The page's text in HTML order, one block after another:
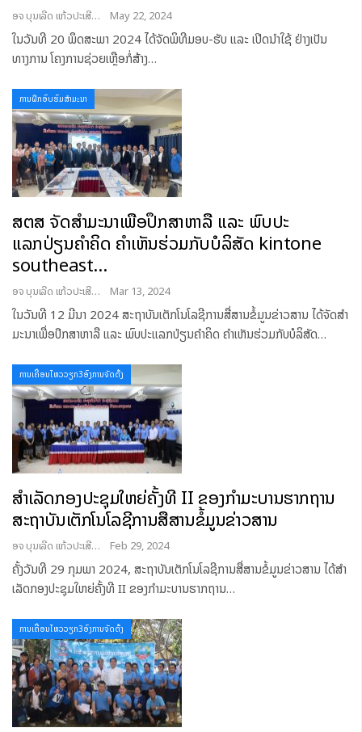
ອຈ ບຸນເລີດ ແກ້ວປະເສີດ May 22, 2024
ໃນວັນທີ 20 ພຶດສະພາ 2024 ໄດ້ຈັດພິທີມອບ-ຮັບ ແລະ ເປີດນໍາໃຊ້ ຢ່າງເປັນ
ທາງການ ໂຄງການຊ່ວຍເຫຼືອກໍ່ສ້າງ…
ການຝຶກອົບຮົມສໍາມະນາ
ສຕສ ຈັດສຳມະນາເພື່ອປຶກສາຫາລື ແລະ ພົບປະ
ແລກປ່ຽນຄຳຄິດ ຄໍາເຫັນຮ່ວມກັບບໍລິສັດ kintone
southeast…
ອຈ ບຸນເລີດ ແກ້ວປະເສີດ Mar 13, 2024
ໃນວັນທີ 12 ມີນາ 2024 ສະຖາບັນເຕັກໂນໂລຊີການສື່ສານຂໍ້ມູນຂ່າວສານ ໄດ້ຈັດສຳ
ມະນາເພື່ອປຶກສາຫາລື ແລະ ພົບປະແລກປ່ຽນຄຳຄິດ ຄໍາເຫັນຮ່ວມກັບບໍລິສັດ…
ການເຄື່ອນໄຫວວຽກ3ອົງການຈັດຕັ້ງ
ສໍາເລັດກອງປະຊຸມໃຫຍ່ຄັ້ງທີ II ຂອງກໍາມະບານຮາກຖານ
ສະຖາບັນເຕັກໂນໂລຊີການສື່ສານຂໍ້ມູນຂ່າວສານ
ອຈ ບຸນເລີດ ແກ້ວປະເສີດ Feb 29, 2024
ຄັ້ງວັນທີ 29 ກຸມພາ 2024, ສະຖາບັນເຕັກໂນໂລຊີການສື່ສານຂໍ້ມູນຂ່າວສານ ໄດ້ສໍາ
ເລັດກອງປະຊຸມໃຫຍ່ຄັ້ງທີ II ຂອງກໍາມະບານຮາກຖານ…
ການເຄື່ອນໄຫວວຽກ3ອົງການຈັດຕັ້ງ